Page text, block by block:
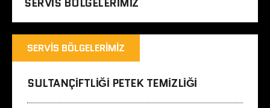
SERVIS BÖLGELERIMIZ
SULTANÇIFTLIĞI PETEK TEMIZLIĞI